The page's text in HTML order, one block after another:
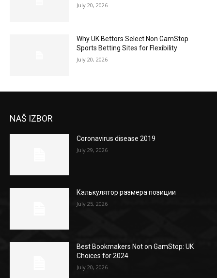
July 20, 2026
Why UK Bettors Select Non GamStop
Sports Betting Sites for Flexibility
July 20, 2026
NAŠ IZBOR
Coronavirus disease 2019
July 29, 2026
Калькулятор размера позиции
July 25, 2026
Best Bookmakers Not on GamStop: UK
Choices for 2024
July 20, 2026